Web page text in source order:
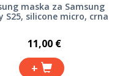
maska za Samsung
S25, silicone micro, crna
11,00 €
+